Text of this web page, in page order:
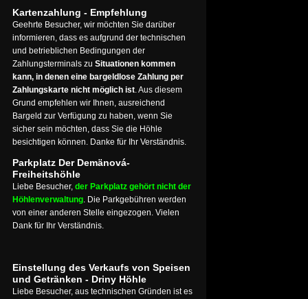
Kartenzahlung - Empfehlung
Geehrte Besucher, wir möchten Sie darüber
informieren, dass es aufgrund der technischen
und betrieblichen Bedingungen der
Zahlungsterminals zu Situationen kommen
kann, in denen eine bargeldlose Zahlung per
Zahlungskarte nicht möglich ist. Aus diesem
Grund empfehlen wir Ihnen, ausreichend
Bargeld zur Verfügung zu haben, wenn Sie
sicher sein möchten, dass Sie die Höhle
besichtigen können. Danke für Ihr Verständnis.
Parkplatz Der Demänová-
Freiheitshöhle
Liebe Besucher, der Parkplatz gehört nicht der
Höhlenverwaltung. Die Parkgebühren werden
von einer anderen Stelle eingezogen. Vielen
Dank für Ihr Verständnis.
Einstellung des Verkaufs von Speisen
und Getränken - Driny Höhle
Liebe Besucher, aus technischen Gründen ist es